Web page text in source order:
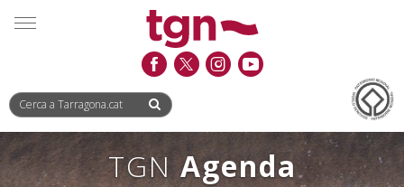
Saltar
al
Saltar
a
Informació
de
TGNAgenda